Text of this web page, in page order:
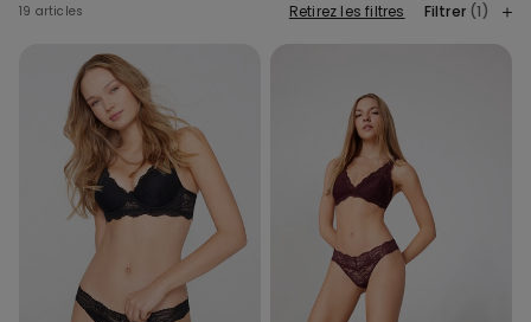
19 articles Retirez les filtres Filtrer (1)